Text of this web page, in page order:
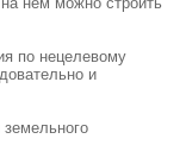
по нецелевому
и